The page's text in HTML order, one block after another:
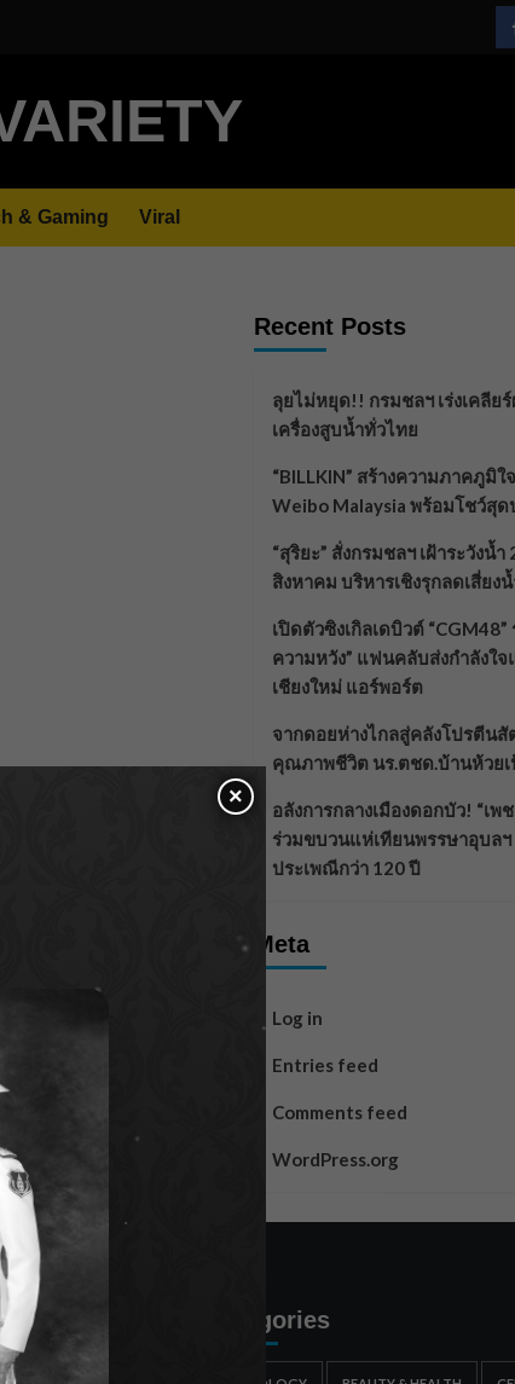
& Gaming Viral
Recent Posts
ลุยไม่หยุด!! กรมชลฯ เร่งเคลีย
เครื่องสูบน้ำทั่วไทย
“BILLKIN” สร้างความภาคภูมิใ
Weibo Malaysia พร้อมโชว์สุด
“สุริยะ” สั่งกรมชลฯ เฝ้าระวังน้
สิงหาคม บริหารเชิงรุกลดเสี่ยง
เปิดตัวซิงเกิลเดบิวต์
ความหวัง” แฟนคลับส่งกำลังใ
เชียงใหม่ แอร์พอร์ต
จากดอยห่างไกลสู่คลังโปรตีนสั
คุณภาพชีวิต นร.ตชด.บ้านห้วยเ
อลังการกลางเมืองดอกบัว! “เพ
ร่วมขบวนแห่เทียนพรรษาอุบล
ประเพณีกว่า 120 ปี
Meta
Log in
Entries feed
Comments feed
WordPress.org
วา-ติดตั้งเครื่องสูบน้ำ
Categories
×